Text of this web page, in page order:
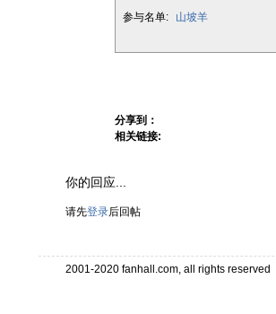
参与名单:
山坡羊
分享到：
相关链接:
你的回应...
请先登录后回帖
2001-2020 fanhall.com, all rights reserved